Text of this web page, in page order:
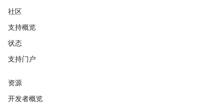
社区
支持概览
状态
支持门户
资源
开发者概览